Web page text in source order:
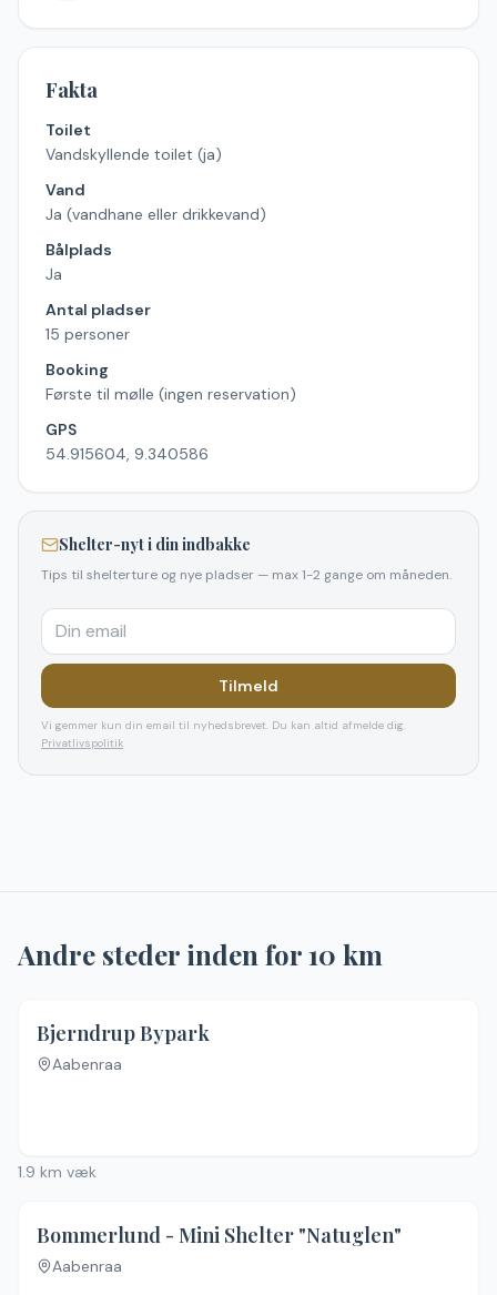
Fakta
Toilet
Vandskyllende toilet (ja)
Vand
Ja (vandhane eller drikkevand)
Bålplads
Ja
Antal pladser
15 personer
Booking
Første til mølle (ingen reservation)
GPS
54.915604, 9.340586
Shelter-nyt i din indbakke
Tips til shelterture og nye pladser — max 1-2 gange om måneden.
Tilmeld
Vi gemmer kun din email til nyhedsbrevet. Du kan altid afmelde dig.
Privatlivspolitik
Andre steder inden for10 km
Bjerndrup Bypark
Aabenraa
1.9 km væk
Bommerlund - Mini Shelter "Natuglen"
Aabenraa